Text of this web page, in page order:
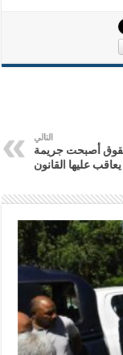
التالي
أصبحت جريمة
يعاقب عليها القانون